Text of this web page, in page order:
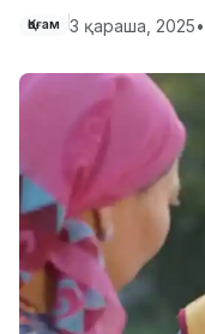
Қоғам 3 қараша, 2025•